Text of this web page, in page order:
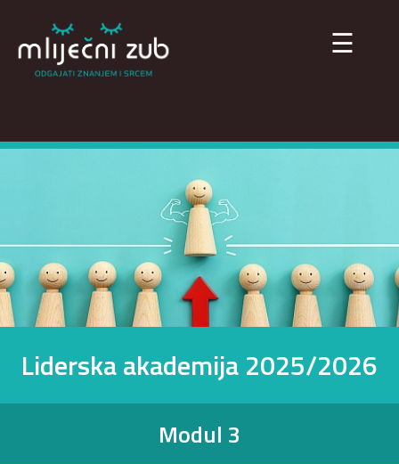
×
☰
Liderska akademija 2025/2026
Modul 3